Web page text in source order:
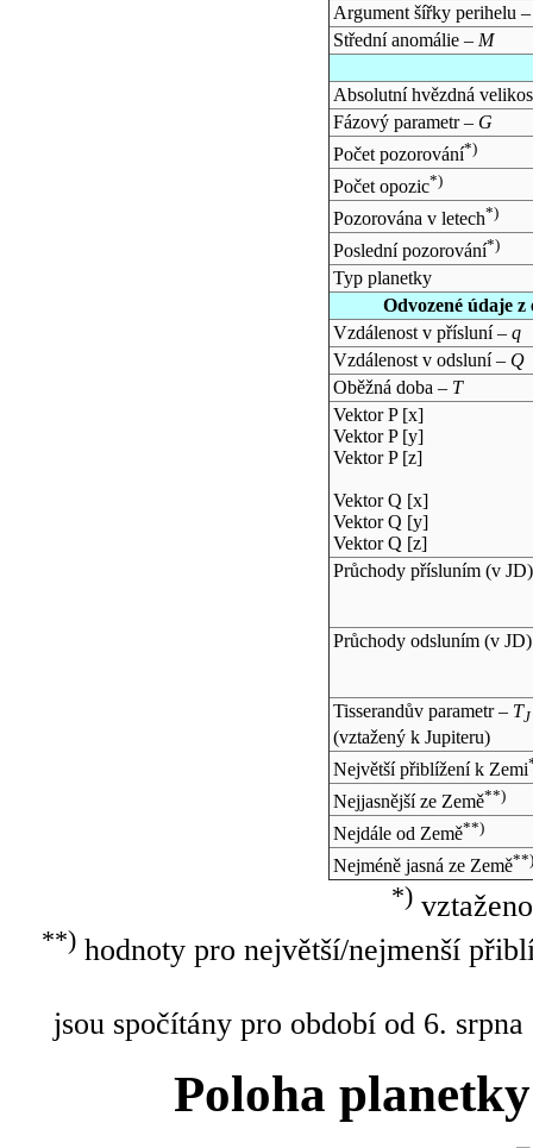
Argument šířky perihelu
Střední anomálie – M
Absolutní hvězdná
Fázový parametr – G
Počet pozorování*)
Počet opozic*)
Pozorována v letech*)
Poslední pozorování*)
Typ planetky
Odvozené údaje
Vzdálenost v přísluní – q
Vzdálenost v odsluní – Q
Oběžná doba – T
Vektor P [x]
Vektor P [y]
Vektor P [z]
Vektor Q [x]
Vektor Q [y]
Vektor Q [z]
Průchody přísluním (v JD)
Průchody odsluním (v JD)
Tisserandův parametr – TJ
(vztažený k Jupiteru)
Největší přiblížení k Zemi
Nejjasnější ze Země**)
Nejdále od Země**)
Nejméně jasná ze Země**)
*)
**)hodnoty pro největší/nejmenší
jsou spočítány pro období od 6.
Poloha